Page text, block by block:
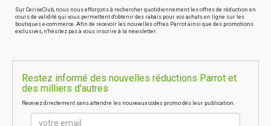
Sur CeriseClub, nous nous efforçons à rechercher quotidiennement les offres de réduction en
cours de validité qui vous permettent d'obtenir des rabais pour vos achats en ligne sur les
boutiques e-commerce. Afin de recevoir les nouvelles offres Parrot ainsi que des promotions
exclusives, n'hésitez pas à vous inscrire à la newsletter.
Restez informé des nouvelles réductions Parrot et
des milliers d'autres
Recevez directement sans attendre les nouveaux codes promo dès leur publication.